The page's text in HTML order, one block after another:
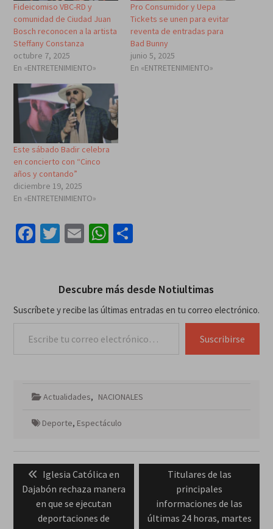
Fideicomiso VBC-RD y
comunidad de Ciudad Juan
Bosch reconocen a la artista
Steffany Constanza
octubre 7, 2025
En «ENTRETENIMIENTO»
Pro Consumidor y Uepa
Tickets se unen para evitar
reventa de entradas para
Bad Bunny
junio 5, 2025
En «ENTRETENIMIENTO»
Este sábado Badir celebra
en concierto con “Cinco
años y contando”
diciembre 19, 2025
En «ENTRETENIMIENTO»
Facebook
Twitter
EmailWhatsApp
Compartir
Descubre más desde Notiultimas
Suscríbete y recibe las últimas entradas en tu correo electrónico.
Suscribirse
Actualidades, NACIONALES
Deporte, Espectáculo
Navegación
entradas
Previous
post:
Iglesia Católica en
Dajabón rechaza manera
en que se ejecutan
deportaciones de
Next
post:
Titulares de las
principales
informaciones de las
últimas 24 horas, martes